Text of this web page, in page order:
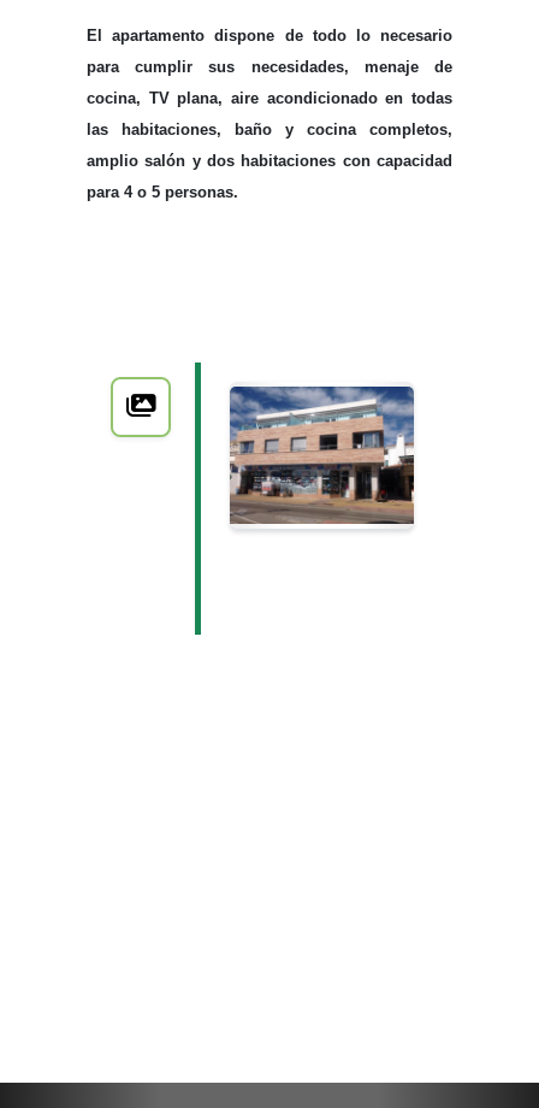
El apartamento dispone de todo lo necesario
para cumplir sus necesidades, menaje de
cocina, TV plana, aire acondicionado en todas
las habitaciones, baño y cocina completos,
amplio salón y dos habitaciones con capacidad
para 4 o 5 personas.